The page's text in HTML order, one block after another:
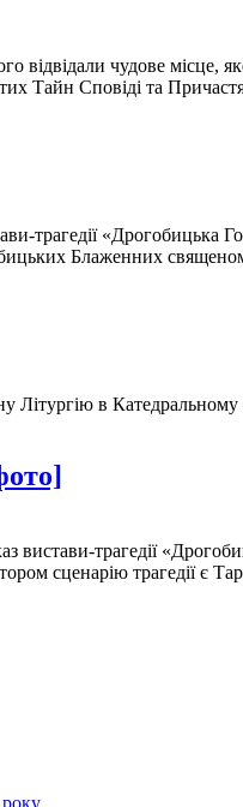
чудове місце,
Тайн Сповіді та
трагедії «Дрогобицька
Блаженних
в Катедральному
вистави-трагедії
сценарію трагедії є